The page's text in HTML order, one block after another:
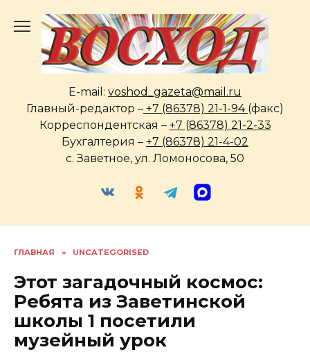
содержанию
E-mail: voshod_gazeta@mail.ru
Главный-редактор – +7 (86378) 21-1-94 (факс)
Корреспондентская – +7 (86378) 21-2-33
Бухгалтерия – +7 (86378) 21-4-02
с. Заветное, ул. Ломоносова, 50
ГЛАВНАЯ » UNCATEGORISED
Этот загадочный космос:
Ребята из Заветинской
школы 1 посетили
музейный урок